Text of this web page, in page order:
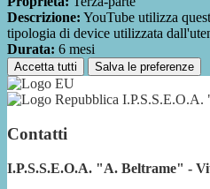
Descrizione: YouTube utilizza
tipologia di device utilizzata
Durata: 6 mesi
Accetta tutti Salva le preferenze
I.P.S.S.E.O.A.
Contatti
I.P.S.S.E.O.A. "A. Beltrame" -